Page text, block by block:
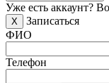
Уже есть аккаунт?
X
Записаться
ФИО
Телефон